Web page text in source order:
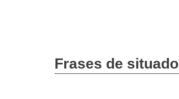
Frases de situado